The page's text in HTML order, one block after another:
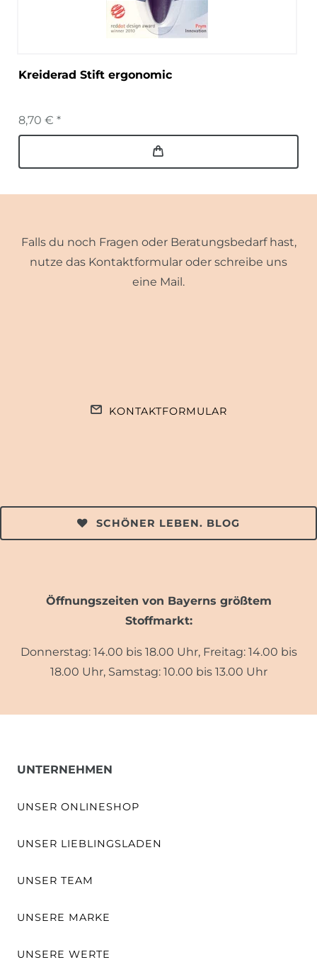
Kreiderad Stift ergonomic
8,70 € *
Falls du noch Fragen oder Beratungsbedarf hast,
nutze das Kontaktformular oder schreibe uns
eine Mail.
KONTAKTFORMULAR
SCHÖNER LEBEN. BLOG
Öffnungszeiten von Bayerns größtem
Stoffmarkt:
Donnerstag: 14.00 bis 18.00 Uhr, Freitag: 14.00 bis
18.00 Uhr, Samstag: 10.00 bis 13.00 Uhr
UNTERNEHMEN
UNSER ONLINESHOP
UNSER LIEBLINGSLADEN
UNSER TEAM
UNSERE MARKE
UNSERE WERTE